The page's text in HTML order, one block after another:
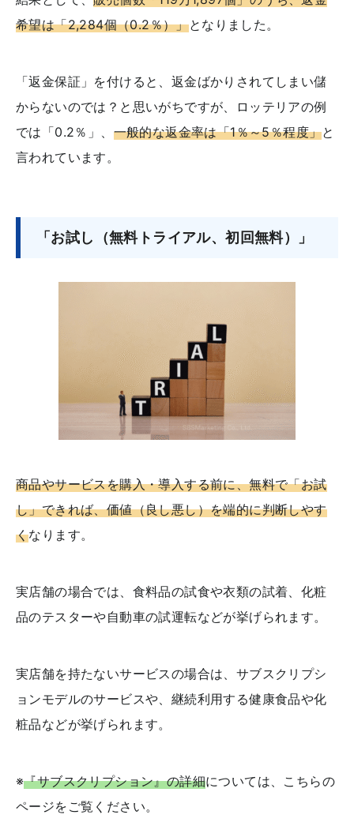
希望は「2,284個（0.2％）」となりました。
「返金保証」を付けると、返金ばかりされてしまい儲
からないのでは？と思いがちですが、ロッテリアの例
では「0.2％」、 一般的な返金率は「1％～5％程度」と
言われています。
「お試し（無料トライアル、初回無料）」
商品やサービスを購入・導入する前に、無料で「お試
し」できれば、価値（良し悪し）を端的に判断しやす
くなります。
実店舗の場合では、食料品の試食や衣類の試着、化粧
品のテスターや自動車の試運転などが挙げられます。
実店舗を持たないサービスの場合は、サブスクリプシ
ョンモデルのサービスや、継続利用する健康食品や化
粧品などが挙げられます。
※『サブスクリプション』の詳細については、こちらの
ページをご覧ください。